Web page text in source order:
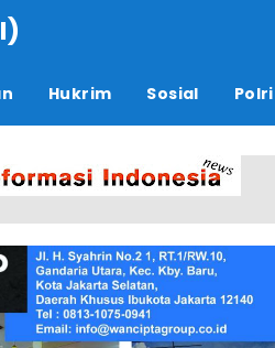
Hukrim Sosial Polri